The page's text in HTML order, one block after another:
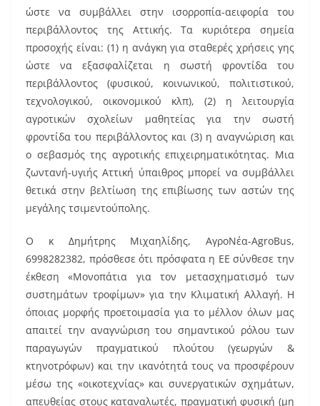
ώστε να συμβάλλει στην ισορροπία-αειφορία του
περιβάλλοντος της Αττικής. Τα κυριότερα σημεία
προσοχής είναι: (1) η ανάγκη για σταθερές χρήσεις γης
ώστε να εξασφαλίζεται η σωστή φροντίδα του
περιβάλλοντος (φυσικού, κοινωνικού, πολιτιστικού,
τεχνολογικού, οικονομικού κλπ), (2) η λειτουργία
αγροτικών σχολείων μαθητείας για την σωστή
φροντίδα του περιβάλλοντος και (3) η αναγνώριση και
ο σεβασμός της αγροτικής επιχειρηματικότητας. Μια
ζωντανή-υγιής Αττική ύπαιθρος μπορεί να συμβάλλει
θετικά στην βελτίωση της επιβίωσης των αστών της
μεγάλης τσιμεντούπολης.
Ο κ Δημήτρης Μιχαηλίδης, ΑγροΝέα-AgroBus,
6998282382, πρόσθεσε ότι πρόσφατα η ΕΕ σύνθεσε την
έκθεση «Μονοπάτια για τον μετασχηματισμό των
συστημάτων τροφίμων» για την Κλιματική Αλλαγή. Η
όποιας μορφής προετοιμασία για το μέλλον όλων μας
απαιτεί την αναγνώριση του σημαντικού ρόλου των
παραγωγών πραγματικού πλούτου (γεωργών &
κτηνοτρόφων) και την ικανότητά τους να προσφέρουν
μέσω της «οικοτεχνίας» και συνεργατικών σχημάτων,
απευθείας στους καταναλωτές, πραγματική φυσική (μη